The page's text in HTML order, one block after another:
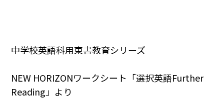
中学校英語科用東書教育シリーズ
NEW HORIZONワークシート「選択英語Further
Reading」より